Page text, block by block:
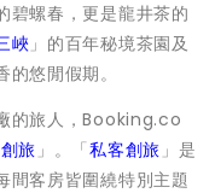
碧螺春，更是龍井茶的
峽」的百年秘境茶園及
悠閒假期。
的旅人，Booking.co
旅」。「私客創旅」是
間客房皆圍繞特別主題